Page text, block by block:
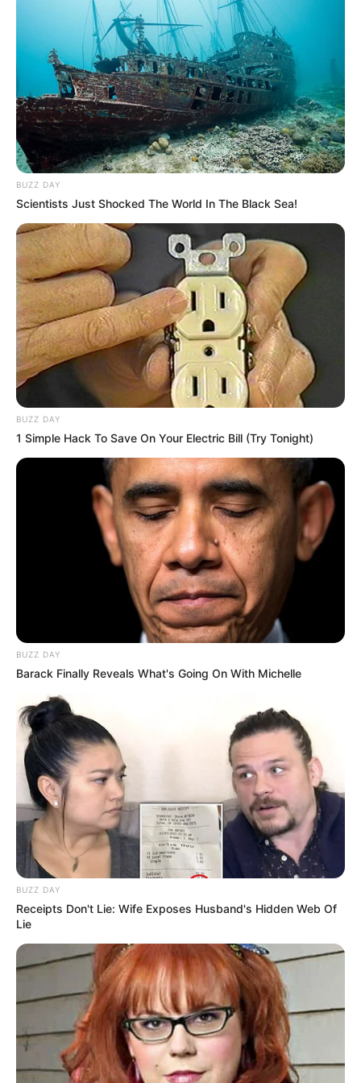
Découvrez également parmi tous ces pronostiqueurs
professionnels, celui qui vous donne les meilleurs
pronostics. Pour les jeux du Couplé (Jumelé) , 2sur4
et du jeu simple placé.
Suivez toutes cesmeilleures-statsqui sont réalisées
en temps réel.
Avec une mise à jour quotidienne établie après
résultats définitifs sont annoncés et validés
officiellement par le PMU.
Les partants en lice pour la victoire au
Tiercé Quinté du jour
4 UNDENIABLE ALIBI
5 REVE DE PRINCE
7 JACKSON VILLE
8 INSTAR DE REVE
9 JUMPER BAIE
10 BLEKOLINA
11 FURIOSO
12 EXUPERY
13 DINOZAURE
14 HENRY BRULARD
BUZZ DAY
Scientists Just Shocked The World In The Black Sea!
BUZZ DAY
1 Simple Hack To Save On Your Electric Bill (Try Tonight)
BUZZ DAY
Barack Finally Reveals What's Going On With Michelle
BUZZ DAY
Receipts Don't Lie: Wife Exposes Husband's Hidden Web Of
Lie